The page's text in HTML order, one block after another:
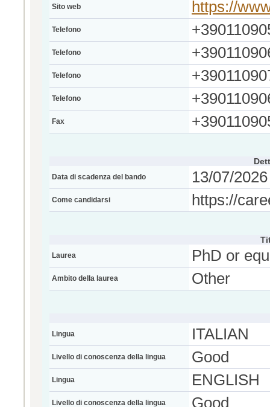
Sito web https://
Telefono
Telefono
Telefono
Telefono
Fax
Data di scadenza del bando 13/07/
Come candidarsi https://
Laurea PhD or
Ambito della laurea Other
Lingua ITALIAN
Livello di conoscenza della lingua Good
Lingua ENGLISH
Livello di conoscenza della lingua Good